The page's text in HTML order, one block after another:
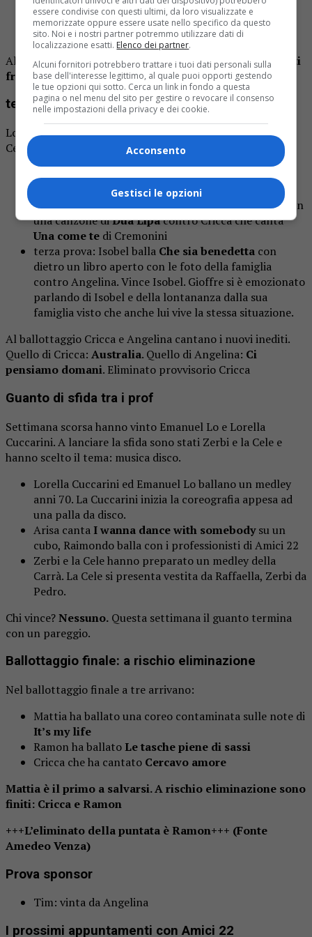
Candimandell’Aguilera
terza prova: Cricca contro Mattia, vince Cricca che
canta Fai rumore.
Al ballottaggio finiscono Mattia e Wax e Mattia balla
Tutti
frutti.
terza manche: le varie sfide
Lorella Cuccarini ed Emanul Lo sfidano Zerby e la
Celentano
prima prova: guanto di sfida sexy Maddalena contro
Isobel, vince Maddalena
seconda prova: Aaron contro Cricca, vince Aaron con
una canzone diDua Lipacontro Cricca che canta
Una come te di Cremonini
terza prova: Isobel balla Che sia benedetta con
dietro un libro aperto con le foto della famiglia
contro Angelina. Vince Isobel. Gioffre si è emozionato
parlando di Isobel e della lontananza dalla sua
famiglia visto che anche lui vive la stessa situazione.
Al ballottaggio Cricca e Angelina cantano i nuovi inediti.
Quello di Cricca: Australia. Quello di Angelina: Ci
pensiamo domani. Eliminato provvisorio Cricca
Guanto di sfida tra i prof
Settimana scorsa hanno vinto Emanuel Lo e Lorella
Cuccarini. A lanciare la sfida sono stati Zerbi e la Cele e
hanno scelto il tema: musica disco.
Lorella Cuccarini ed Emanuel Lo ballano un medley
anni 70. La Cuccarini inizia la coreografia appesa ad
una palla da disco.
Arisa canta I wanna dance with somebodysu un
cubo, Raimondo balla con i professionisti di Amici 22
Zerbi e la Cele hanno preparato un medley della
Carrà. La Cele si presenta vestita da Raffaella, Zerbi da
Pedro.
Chi vince?Nessuno. Questa settimana il guanto termina
con un pareggio.
Ballottaggio finale: a rischio eliminazione
Nel ballottaggio finale a tre arrivano:
Mattia ha ballato una coreo contaminata sulle note di
It’s my life
Ramon ha ballato Le tasche piene di sassi
Cricca che ha cantato Cercavo amore
Mattia è il primo a salvarsi. A rischio eliminazione sono
finiti: Cricca e Ramon
+++L’eliminato della puntata è Ramon+++ (Fonte
Amedeo Venza)
Prova sponsor
Tim: vinta da Angelina
I prossimi appuntamenti con Amici 22
essere condivise con questi ultimi, da loro visualizzate e
memorizzate oppure essere usate nello specifico da questo
sito. Noi e i nostri partner potremmo utilizzare dati di
localizzazione esatti. Elenco dei partner.
Alcuni fornitori potrebbero trattare i tuoi dati personali sulla
base dell'interesse legittimo, al quale puoi opporti gestendo
le tue opzioni qui sotto. Cerca un link in fondo a questa
pagina o nel menu del sito per gestire o revocare il consenso
nelle impostazioni della privacy e dei cookie.
Acconsento
Gestisci le opzioni